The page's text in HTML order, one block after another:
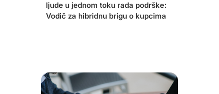
ljude u jednom toku rada podrške:
Vodič za hibridnu brigu o kupcima